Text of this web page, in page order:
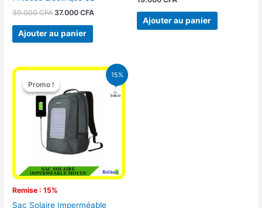
39.000CFA 37.000CFA
Ajouter au panier
Ajouter au panier
15%
Promo !
Remise : 15%
Promo !
Sac Solaire Imperméable
Le
prix
initial
était :
29.500 CFA.
Le
prix
actuel